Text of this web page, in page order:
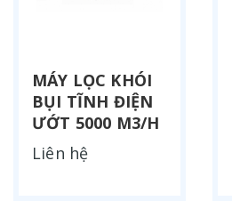
MÁY LỌC KHÓI
BỤI TĨNH ĐIỆN
ƯỚT 5000 M3/H
Liên hệ